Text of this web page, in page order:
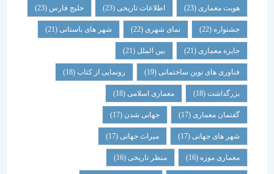
هویت معماری (23) اطلاعات تاریخی(23) خلیج فارس(23)
جشنواره(22) نمای شهری(22) شهر های باستانی (21)
جایزه معماری (21) بین الملل(21)
فناوری های نوین ساختمانی(19) رونمایی از کتاب (18)
بزرگداشت (18) معماری اسلامی(18)
گفتمان معماری (17) جهانی شدن(17)
شهر های جهانی(17) میراث جهانی(17)
معماری موزه(16) منظر تاریخی (16)